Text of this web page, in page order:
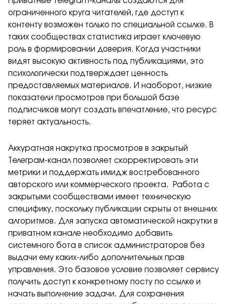
ограниченного круга читателей, где доступ к
контенту возможен только по специальной ссылке. В
таких сообществах статистика играет ключевую
роль в формировании доверия. Когда участники
видят высокую активность под публикациями, это
психологически подтверждает ценность
предоставляемых материалов. И наоборот, низкие
показатели просмотров при большой базе
подписчиков могут создать впечатление, что ресурс
теряет актуальность.
Аккуратная накрутка просмотров в закрытый
Телеграм-канал позволяет скорректировать эти
метрики и поддержать имидж востребованного
авторского или коммерческого проекта. Работа с
закрытыми сообществами имеет техническую
специфику, поскольку публикации скрыты от внешних
алгоритмов. Для запуска автоматической накрутки в
приватном канале необходимо добавить
системного бота в список администраторов без
выдачи ему каких-либо дополнительных прав
управления. Это базовое условие позволяет сервису
получить доступ к конкретному посту по ссылке и
начать выполнение задачи. Для сохранения